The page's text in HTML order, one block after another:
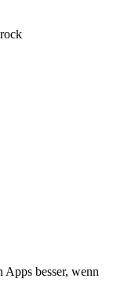
besser, wenn